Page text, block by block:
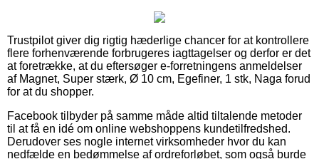
Trustpilot giver dig rigtig hæderlige chancer for at kontrollere
flere forhenværende forbrugeres iagttagelser og derfor er det
at foretrække, at du eftersøger e-forretningens anmeldelser
af Magnet, Super stærk, Ø 10 cm, Egefiner, 1 stk, Naga forud
for at du shopper.
Facebook tilbyder på samme måde altid tiltalende metoder
til at få en idé om online webshoppens kundetilfredshed.
Derudover ses nogle internet virksomheder hvor du kan
nedfælde en bedømmelse af ordreforløbet, som også burde